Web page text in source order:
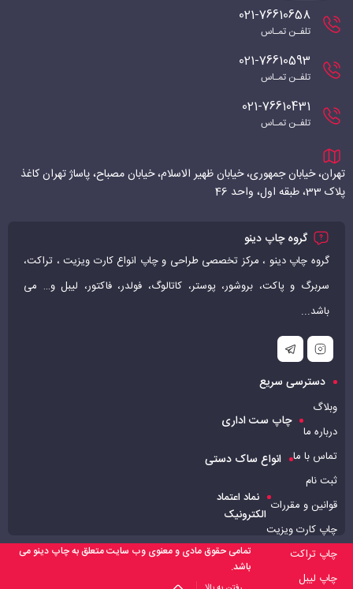
021-76610658
تلفـن تمـاس
021-76610593
تلفـن تمـاس
021-76610431
تلفـن تمـاس
تهران، خیابان جمهوری، خیابان ظهیر الاسلام، خیابان مصباح، پاساژ تهران کاغذ
پلاک 33، طبقه اول، واحد 46
گروه چاپ دینو
گروه چاپ دینو ، مرکز تخصصی طراحی و چاپ انواع کارت ویزیت ، تراکت،
سربرگ و پاکت، بروشور، پوستر، کاتالوگ، فولدر، فاکتور، لیبل و… می
باشد...
دسترسی سریع
وبلاگ
درباره ما
تماس با ما
ثبت نام
قوانین و مقررات
چاپ ست اداری
چاپ کارت ویزیت
چاپ تراکت
چاپ لیبل
انواع ساک دستی
نماد اعتماد
الکترونیک
تمامی حقوق مادی و معنوی وب سایت متعلق به چاپ دینو می
باشد.